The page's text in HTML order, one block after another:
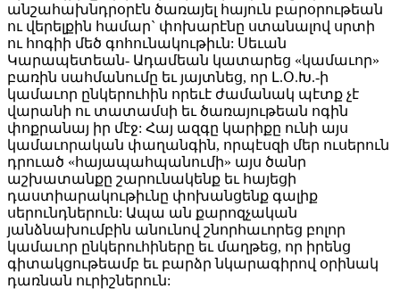
անշահախնդրօրէն ծառայել հայուն բարօրութեան
ու վերելքին համար` փոխարէնը ստանալով սրտի
ու հոգիի մեծ գոհունակութիւն: Սեւան
Կարապետեան- Ադամեան կատարեց «կամաւոր»
բառին սահմանումը եւ յայտնեց, որ Լ.Օ.Խ.-ի
կամաւոր ընկերուհին որեւէ ժամանակ պէտք չէ
վարանի ու տատամսի եւ ծառայութեան ոգին
փոքրանայ իր մէջ: Հայ ազգը կարիքը ունի այս
կամաւորական փաղանգին, որպէսզի մեր ուսերուն
դրուած «հայապահպանումի» այս ծանր
աշխատանքը շարունակենք եւ հայեցի
դաստիարակութիւնը փոխանցենք գալիք
սերունդներուն: Ապա ան քարոզչական
յանձնախումբին անունով շնորհաւորեց բոլոր
կամաւոր ընկերուհիները եւ մաղթեց, որ իրենց
գիտակցութեամբ եւ բարձր նկարագիրով օրինակ
դառնան ուրիշներուն: